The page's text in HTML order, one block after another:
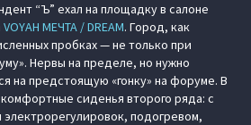
“Ъ” ехал на площадку в салоне
VOYAH МЕЧТА / DREAM. Город, как
пробках — не только при
Нервы на пределе, но нужно
на предстоящую «гонку» на форуме. В
сиденья второго ряда: с
подогревом,